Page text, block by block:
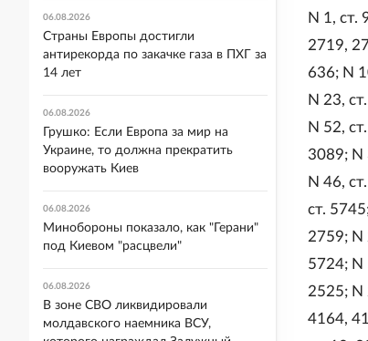
N 1, ст.
2719,
636; N
N 23,
N 52,
3089; N
N 46,
ст.
2759; N
5724; N
2525; N
4164,
06.08.2026
Страны Европы достигли
антирекорда по закачке газа в ПХГ за
14 лет
06.08.2026
Грушко: Если Европа за мир на
Украине, то должна прекратить
вооружать Киев
06.08.2026
Минобороны показало, как "Герани"
под Киевом "расцвели"
06.08.2026
В зоне СВО ликвидировали
молдавского наемника ВСУ,